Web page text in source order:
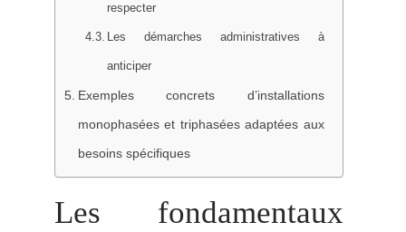
respecter
Les démarches administratives à
anticiper
Exemples concrets d’installations
monophasées et triphasées adaptées aux
besoins spécifiques
Les fondamentaux